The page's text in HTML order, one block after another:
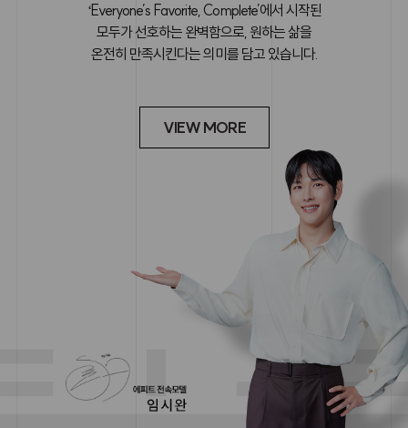
ʻEveryone’s Favorite, Complete’에서 시작된
모두가 선호하는 완벽함으로, 원하는 삶을
온전히 만족시킨다는 의미를 담고 있습니다.
VIEW MORE